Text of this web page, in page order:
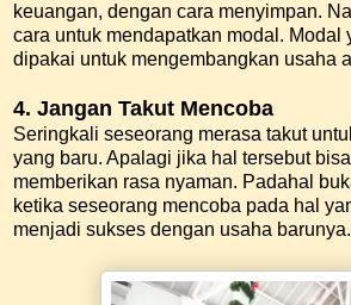
keuangan, dengan cara menyimpan.
cara untuk mendapatkan modal. Modal
dipakai untuk mengembangkan usaha
4. Jangan Takut Mencoba
Seringkali seseorang merasa takut
yang baru. Apalagi jika hal tersebut
memberikan rasa nyaman. Padahal
ketika seseorang mencoba pada hal
menjadi sukses dengan usaha barunya.